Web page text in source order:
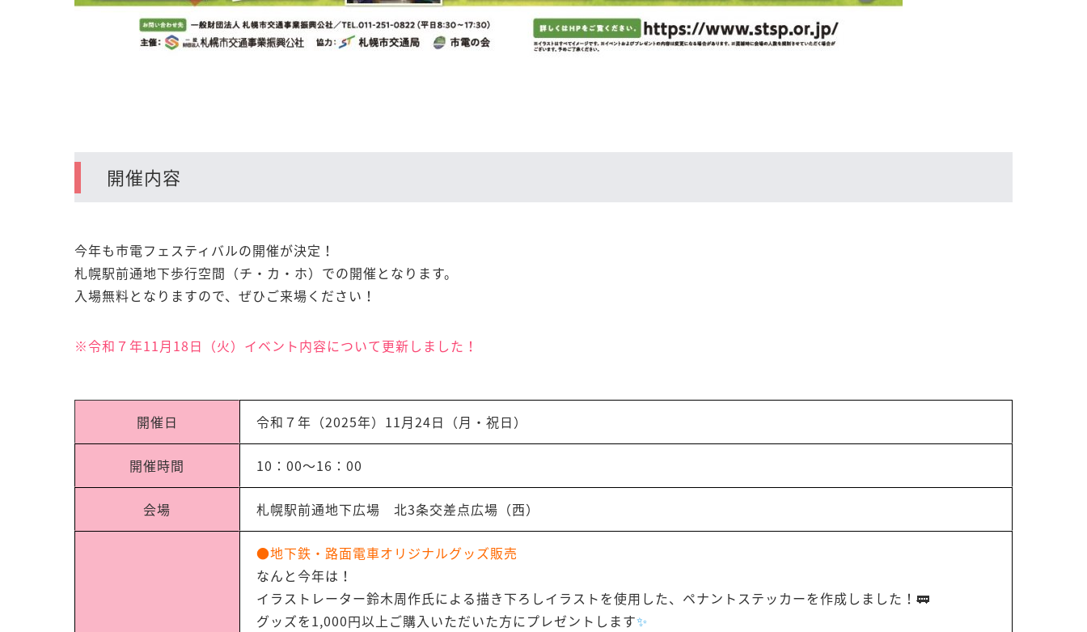
開催内容
今年も市電フェスティバルの開催が決定！
札幌駅前通地下歩行空間（チ・カ・ホ）での開催となります。
入場無料となりますので、ぜひご来場ください！
※令和７年11月18日（火）イベント内容について更新しました！
開催日 令和７年（2025年）11月24日（月・祝日）
開催時間 10：00～16：00
会場 札幌駅前通地下広場 北3条交差点広場（西）
●地下鉄・路面電車オリジナルグッズ販売
なんと今年は！
イラストレーター鈴木周作氏による描き下ろしイラストを使用した、ペナントステッカーを作成しました！🚃
グッズを1,000円以上ご購入いただいた方にプレゼントします✨